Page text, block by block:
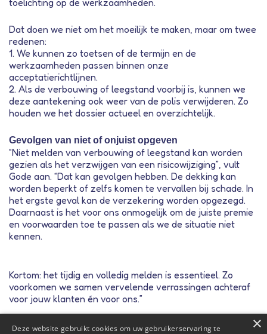
toelichting op de werkzaamheden.
Dat doen we niet om het moeilijk te maken, maar om twee
redenen:
1. We kunnen zo toetsen of de termijn en de
werkzaamheden passen binnen onze
acceptatierichtlijnen.
2. Als de verbouwing of leegstand voorbij is, kunnen we
deze aantekening ook weer van de polis verwijderen. Zo
houden we het dossier actueel en overzichtelijk.
Gevolgen van niet of onjuist opgeven
“Niet melden van verbouwing of leegstand kan worden
gezien als het verzwijgen van een risicowijziging”, vult
Gode aan. “Dat kan gevolgen hebben. De dekking kan
worden beperkt of zelfs komen te vervallen bij schade. In
het ergste geval kan de verzekering worden opgezegd.
Daarnaast is het voor ons onmogelijk om de juiste premie
en voorwaarden toe te passen als we de situatie niet
kennen.
Kortom: het tijdig en volledig melden is essentieel. Zo
voorkomen we samen vervelende verrassingen achteraf
voor jouw klanten én voor ons.”
×
Deze website gebruikt cookies om uw gebruikerservaring te